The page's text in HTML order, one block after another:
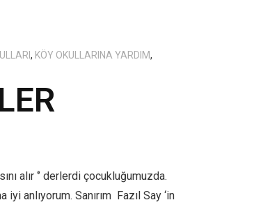
, KÖY OKULLARINA YARDIM,
alır ‘’ derlerdi çocukluğumuzda.
anlıyorum. Sanırım Fazıl Say ‘in